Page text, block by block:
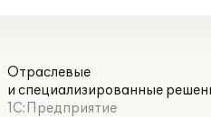
Отраслевые
и специализированные
1С:Предприятие